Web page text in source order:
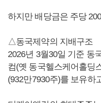
하지만 배당금은 주당
△동국제약의 지배구조
2026년 3월30일 기준 동
컴(옛 동국헬스케어홀딩
(932만7930주)를 보유하